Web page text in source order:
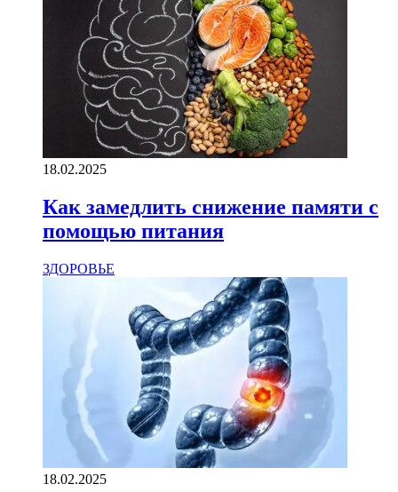
18.02.2025
Как замедлить снижение памяти с
помощью питания
ЗДОРОВЬЕ
18.02.2025